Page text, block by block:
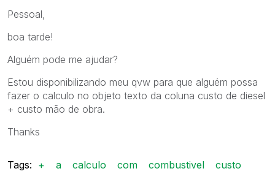
Pessoal,
boa tarde!
Alguém pode me ajudar?
Estou disponibilizando meu qvw para que alguém possa
fazer o calculo no objeto texto da coluna custo de diesel
+ custo mão de obra.
Thanks
Tags: + a calculo com combustivel
custo